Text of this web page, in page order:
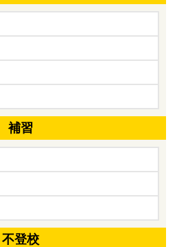
補習
不登校